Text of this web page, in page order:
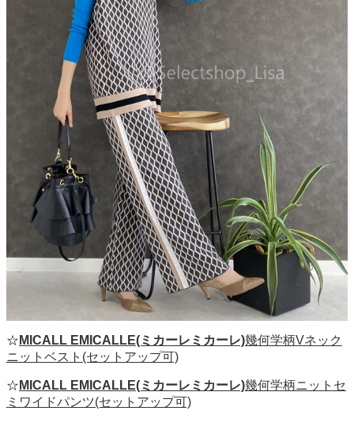
☆ MICALL EMICALLE(ミカーレミカーレ)幾何学柄Vネック
ニットベスト(セットアップ可)
☆ MICALL EMICALLE(ミカーレミカーレ)幾何学柄ニットセ
ミワイドパンツ(セットアップ可)